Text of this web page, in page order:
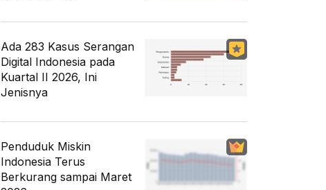
Ada 283 Kasus Serangan
Digital Indonesia pada
Kuartal II 2026, Ini
Jenisnya
Penduduk Miskin
Indonesia Terus
Berkurang sampai Maret